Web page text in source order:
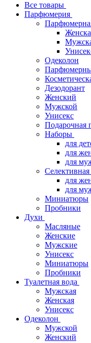
Все товары
Парфюмерия
Одеколон
Дезодорант
Женский
Мужской
Унисекс
Подарочная
Наборы
для
для
для
Селективная
для
для
Миниатюры
Пробники
Духи
Масляные
Женские
Мужские
Унисекс
Миниатюры
Пробники
Туалетная вода
Мужская
Женская
Унисекс
Одеколон
Мужской
Женский